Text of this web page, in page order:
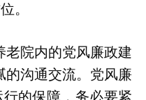
。
老院内的党风廉政建
的沟通交流。党风廉
的保障，务必要紧